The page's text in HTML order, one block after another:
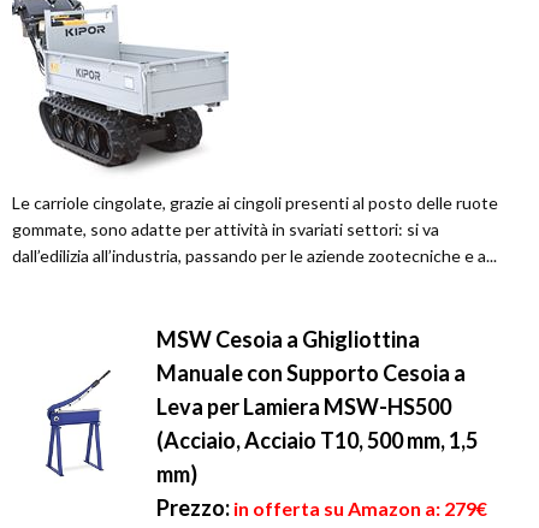
Le carriole cingolate, grazie ai cingoli presenti al posto delle ruote
gommate, sono adatte per attività in svariati settori: si va
dall’edilizia all’industria, passando per le aziende zootecniche e a...
MSW Cesoia a Ghigliottina
Manuale con Supporto Cesoia a
Leva per Lamiera MSW-HS500
(Acciaio, Acciaio T10, 500 mm, 1,5
mm)
Prezzo: in offerta su Amazon a: 279€